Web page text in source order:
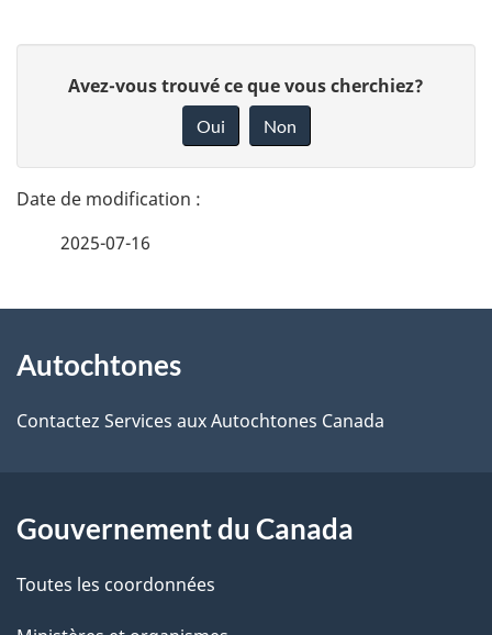
t
a
l
s
a
p
n
o
t
e
t
o
a
Avez-vous trouvé ce que vous cherchiez?
Oui Non
2025-07-16
propos
de
site
Autochtones
Contactez Services aux Autochtones Canada
Gouvernement du Canada
Toutes les coordonnées